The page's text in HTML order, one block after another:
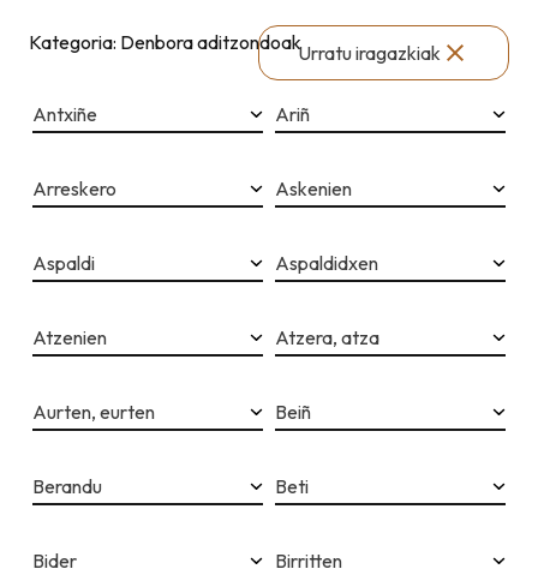
Kategoria: Denbora aditzondoakUrratu iragazkiak
Antxiñe Ariñ
Arreskero Askenien
Aspaldi Aspaldidxen
Atzenien Atzera, atza
Aurten, eurten Beiñ
Berandu Beti
Bider Birritten